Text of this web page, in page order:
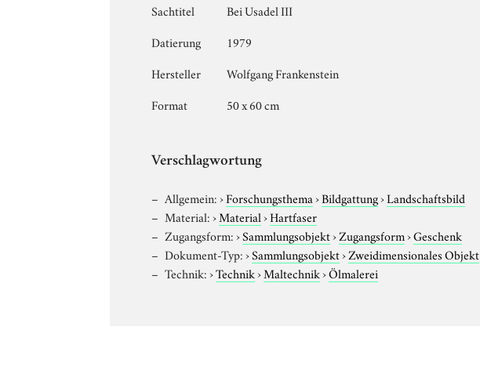
Sachtitel
Bei Usadel III
Datierung
1979
Hersteller
Wolfgang Frankenstein
Format
50 x 60 cm
Verschlagwortung
Allgemein:›Forschungsthema›Bildgattung›Landschaftsbild
Material:›Material›Hartfaser
Zugangsform:›Sammlungsobjekt›Zugangsform›Geschenk
Dokument-Typ:›Sammlungsobjekt›Zweidimensionales Objekt
Technik:›Technik›Maltechnik›Ölmalerei